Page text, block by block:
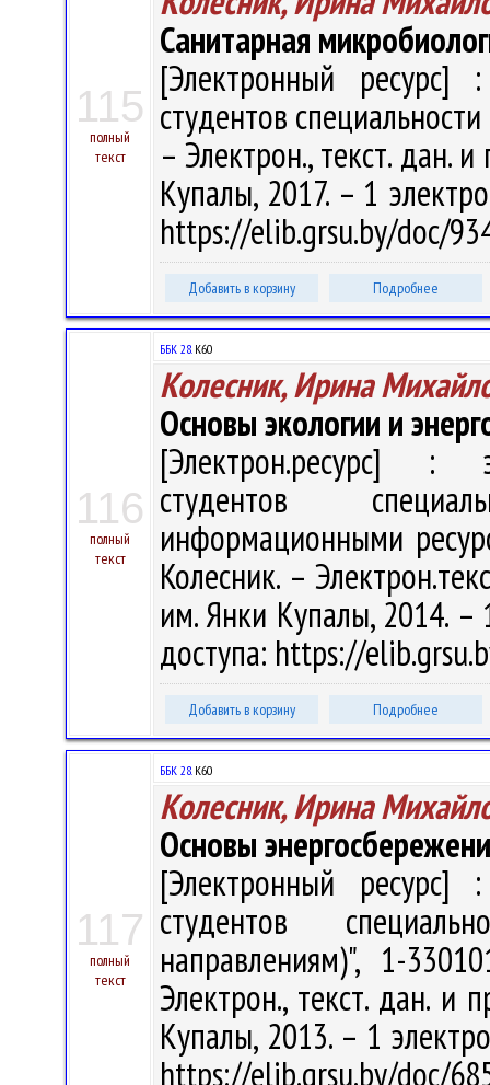
115
полный
текст
Санитарная
[Электронный ресурс]
студентов
– Электрон., текст. дан.
Купалы, 2017. – 1
https://elib.grsu.by/doc/
Добавить в корзину Подробнее
116
полный
текст
ББК 28.К60
Колесник, Ирина
Основы экологии и
[Электрон.ресурс] :
студентов
информационными
Колесник. –
им. Янки Купалы, 2014. –
доступа: https://
Добавить в корзину Подробнее
117
полный
текст
ББК 28.К60
Колесник, Ирина
Основы
[Электронный ресурс]
студентов
направлениям)", 1-
Электрон., текст. дан. и
Купалы, 2013. – 1
https://elib.grsu.by/doc/